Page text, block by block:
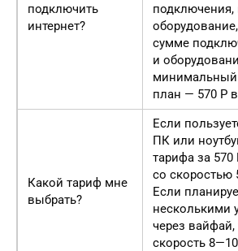
подключить
интернет?
подключения,
сумме
и
план — 570 Р
Какой тариф мне
выбрать?
Если
ПК или
тарифа за
со
Если
несколькими
через
скорость